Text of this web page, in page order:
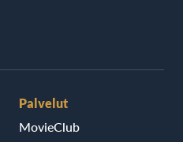
Palvelut
MovieClub